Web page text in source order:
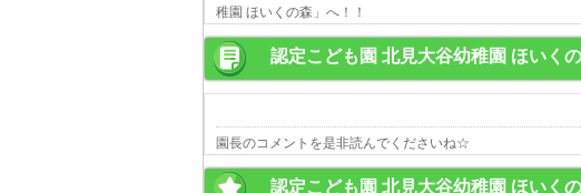
稚園 ほいくの森」へ！！
認定こども園 北見大谷幼稚園 ほいく
園長のコメントを是非読んでくださいね☆
認定こども園 北見大谷幼稚園 ほいく